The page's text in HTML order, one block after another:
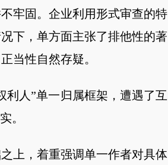
牢固。企业利用形式审查的特
下，单方面主张了排他性的著
当性自然存疑。
人”单一归属框架，遭遇了互
。
上，着重强调单一作者对具体